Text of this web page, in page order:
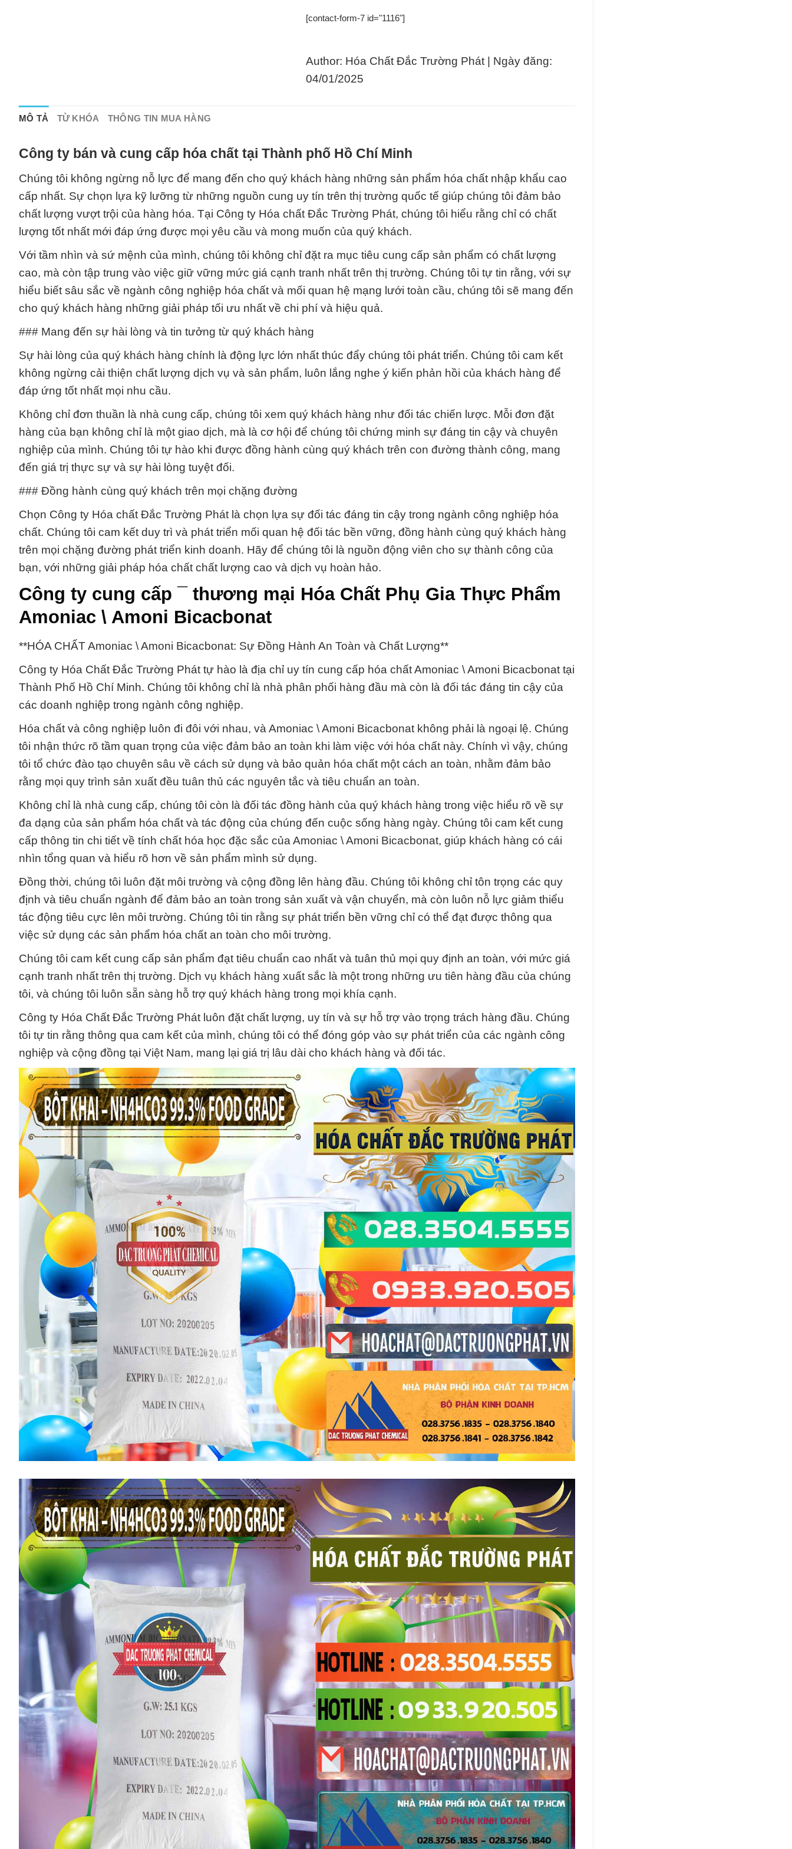
[contact-form-7 id="1116"]
Author: Hóa Chất Đắc Trường Phát | Ngày đăng:
04/01/2025
MÔ TẢ TỪ KHÓA THÔNG TIN MUA HÀNG
Công ty bán và cung cấp hóa chất tại Thành phố Hồ Chí Minh
Chúng tôi không ngừng nỗ lực để mang đến cho quý khách hàng những sản phẩm hóa chất nhập khẩu cao
cấp nhất. Sự chọn lựa kỹ lưỡng từ những nguồn cung uy tín trên thị trường quốc tế giúp chúng tôi đảm bảo
chất lượng vượt trội của hàng hóa. Tại Công ty Hóa chất Đắc Trường Phát, chúng tôi hiểu rằng chỉ có chất
lượng tốt nhất mới đáp ứng được mọi yêu cầu và mong muốn của quý khách.
Với tầm nhìn và sứ mệnh của mình, chúng tôi không chỉ đặt ra mục tiêu cung cấp sản phẩm có chất lượng
cao, mà còn tập trung vào việc giữ vững mức giá cạnh tranh nhất trên thị trường. Chúng tôi tự tin rằng, với sự
hiểu biết sâu sắc về ngành công nghiệp hóa chất và mối quan hệ mạng lưới toàn cầu, chúng tôi sẽ mang đến
cho quý khách hàng những giải pháp tối ưu nhất về chi phí và hiệu quả.
### Mang đến sự hài lòng và tin tưởng từ quý khách hàng
Sự hài lòng của quý khách hàng chính là động lực lớn nhất thúc đẩy chúng tôi phát triển. Chúng tôi cam kết
không ngừng cải thiện chất lượng dịch vụ và sản phẩm, luôn lắng nghe ý kiến phản hồi của khách hàng để
đáp ứng tốt nhất mọi nhu cầu.
Không chỉ đơn thuần là nhà cung cấp, chúng tôi xem quý khách hàng như đối tác chiến lược. Mỗi đơn đặt
hàng của bạn không chỉ là một giao dịch, mà là cơ hội để chúng tôi chứng minh sự đáng tin cậy và chuyên
nghiệp của mình. Chúng tôi tự hào khi được đồng hành cùng quý khách trên con đường thành công, mang
đến giá trị thực sự và sự hài lòng tuyệt đối.
### Đồng hành cùng quý khách trên mọi chặng đường
Chọn Công ty Hóa chất Đắc Trường Phát là chọn lựa sự đối tác đáng tin cậy trong ngành công nghiệp hóa
chất. Chúng tôi cam kết duy trì và phát triển mối quan hệ đối tác bền vững, đồng hành cùng quý khách hàng
trên mọi chặng đường phát triển kinh doanh. Hãy để chúng tôi là nguồn động viên cho sự thành công của
bạn, với những giải pháp hóa chất chất lượng cao và dịch vụ hoàn hảo.
Công ty cung cấp ¯ thương mại Hóa Chất Phụ Gia Thực Phẩm
Amoniac \ Amoni Bicacbonat
**HÓA CHẤT Amoniac \ Amoni Bicacbonat: Sự Đồng Hành An Toàn và Chất Lượng**
Công ty Hóa Chất Đắc Trường Phát tự hào là địa chỉ uy tín cung cấp hóa chất Amoniac \ Amoni Bicacbonat tại
Thành Phố Hồ Chí Minh. Chúng tôi không chỉ là nhà phân phối hàng đầu mà còn là đối tác đáng tin cậy của
các doanh nghiệp trong ngành công nghiệp.
Hóa chất và công nghiệp luôn đi đôi với nhau, và Amoniac \ Amoni Bicacbonat không phải là ngoại lệ. Chúng
tôi nhận thức rõ tầm quan trọng của việc đảm bảo an toàn khi làm việc với hóa chất này. Chính vì vậy, chúng
tôi tổ chức đào tạo chuyên sâu về cách sử dụng và bảo quản hóa chất một cách an toàn, nhằm đảm bảo
rằng mọi quy trình sản xuất đều tuân thủ các nguyên tắc và tiêu chuẩn an toàn.
Không chỉ là nhà cung cấp, chúng tôi còn là đối tác đồng hành của quý khách hàng trong việc hiểu rõ về sự
đa dạng của sản phẩm hóa chất và tác động của chúng đến cuộc sống hàng ngày. Chúng tôi cam kết cung
cấp thông tin chi tiết về tính chất hóa học đặc sắc của Amoniac \ Amoni Bicacbonat, giúp khách hàng có cái
nhìn tổng quan và hiểu rõ hơn về sản phẩm mình sử dụng.
Đồng thời, chúng tôi luôn đặt môi trường và cộng đồng lên hàng đầu. Chúng tôi không chỉ tôn trọng các quy
định và tiêu chuẩn ngành để đảm bảo an toàn trong sản xuất và vận chuyển, mà còn luôn nỗ lực giảm thiểu
tác động tiêu cực lên môi trường. Chúng tôi tin rằng sự phát triển bền vững chỉ có thể đạt được thông qua
việc sử dụng các sản phẩm hóa chất an toàn cho môi trường.
Chúng tôi cam kết cung cấp sản phẩm đạt tiêu chuẩn cao nhất và tuân thủ mọi quy định an toàn, với mức giá
cạnh tranh nhất trên thị trường. Dịch vụ khách hàng xuất sắc là một trong những ưu tiên hàng đầu của chúng
tôi, và chúng tôi luôn sẵn sàng hỗ trợ quý khách hàng trong mọi khía cạnh.
Công ty Hóa Chất Đắc Trường Phát luôn đặt chất lượng, uy tín và sự hỗ trợ vào trọng trách hàng đầu. Chúng
tôi tự tin rằng thông qua cam kết của mình, chúng tôi có thể đóng góp vào sự phát triển của các ngành công
nghiệp và cộng đồng tại Việt Nam, mang lại giá trị lâu dài cho khách hàng và đối tác.